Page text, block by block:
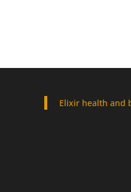
Elixir health and